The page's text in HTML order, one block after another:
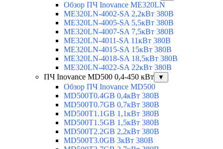
Обзор ПЧ Inovance ME320LN
ME320LN-4002-SA 2,2кВт 380В
ME320LN-4005-SA 5,5кВт 380В
ME320LN-4007-SA 7,5кВт 380В
ME320LN-4011-SA 11кВт 380В
ME320LN-4015-SA 15кВт 380В
ME320LN-4018-SA 18,5кВт 380В
ME320LN-4022-SA 22кВт 380В
ПЧ Inovance MD500 0,4-450 кВт
▼
Обзор ПЧ Inovance MD500
MD500T0.4GB 0,4кВт 380В
MD500T0.7GB 0,7кВт 380В
MD500T1.1GB 1,1кВт 380В
MD500T1.5GB 1,5кВт 380В
MD500T2.2GB 2,2кВт 380В
MD500T3.0GB 3кВт 380В